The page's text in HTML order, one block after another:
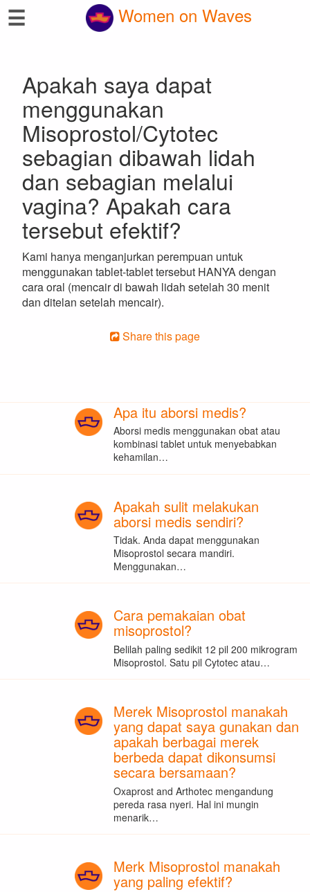
☰ Women on Waves
Apakah saya dapat
menggunakan
Misoprostol/Cytotec
sebagian dibawah lidah
dan sebagian melalui
vagina? Apakah cara
tersebut efektif?
Kami hanya menganjurkan perempuan untuk
menggunakan tablet-tablet tersebut HANYA dengan
cara oral (mencair di bawah lidah setelah 30 menit
dan ditelan setelah mencair).
Share this page
Apa itu aborsi medis?
Aborsi medis menggunakan obat atau
kombinasi tablet untuk menyebabkan
kehamilan…
Apakah sulit melakukan
aborsi medis sendiri?
Tidak. Anda dapat menggunakan
Misoprostol secara mandiri.
Menggunakan…
Cara pemakaian obat
misoprostol?
Belilah paling sedikit 12 pil 200 mikrogram
Misoprostol. Satu pil Cytotec atau…
Merek Misoprostol manakah
yang dapat saya gunakan dan
apakah berbagai merek
berbeda dapat dikonsumsi
secara bersamaan?
Oxaprost and Arthotec mengandung
pereda rasa nyeri. Hal ini mungin
menarik…
Merk Misoprostol manakah
yang paling efektif?